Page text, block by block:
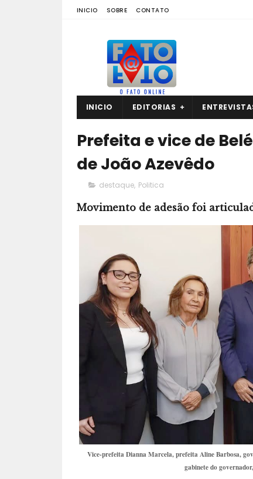
INICIO SOBRE CONTATO
INICIO EDITORIAS
Prefeita e vice de
de João Azevêdo
destaque, Politica
Movimento de adesão foi
Vice-prefeita Dianna Marcela, prefeita Aline Barbosa,
gabinete do